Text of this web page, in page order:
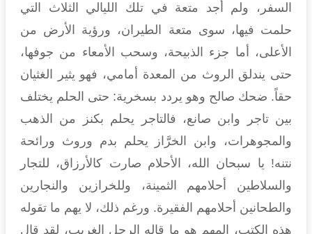
السفر، ولم أجد متعة في تلك الليالي الثلاث التي
حلمت فيها، سوى متعة الطيران، ورؤية الأرض من
الأعلى، أما جزء الذبيحة، وسحب الأمعاء من جوفها،
حتى يندلق الروث من المعدة أمامي، فهو يثير الغثيان
حقاً. ضحك صالح وهو يردد بسخرية: حتى الحلم يختلف
بين تاجر وابن صانع، فالتاجر يحلم بكنز من الذهب
والمجوهرات، وابن الخرَّاز يحلم بدم وروث ورائحة
نتنه! يا سبحان الله، الأحلام صارت كالأرزاق، للتجار
والسلاطين أحلامهم الثمينة، وللخرازين والنجارين
والطحانين أحلامهم الفقيرة. ورغم ذلك، لا يهم ما تقوله
هذه الكتب، المهم هو ما قاله الرجل الغريب، لقد قال